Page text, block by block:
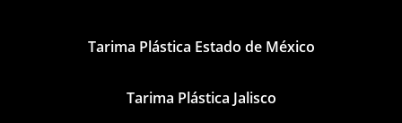
Tarima Plástica Estado de México
Tarima Plástica Jalisco